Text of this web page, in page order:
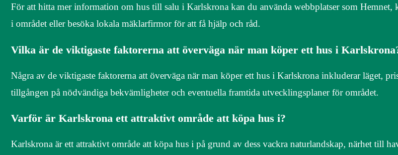
För att hitta mer information om hus till salu i Karlskrona kan du använda webbplatser som Hemnet,
i området eller besöka lokala mäklarfirmor för att få hjälp och råd.
Vilka är de viktigaste faktorerna att överväga när man köper ett hus i
Några av de viktigaste faktorerna att överväga när man köper ett hus i Karlskrona inkluderar läget,
tillgången på nödvändiga bekvämligheter och eventuella framtida utvecklingsplaner för området.
Varför är Karlskrona ett attraktivt område att köpa hus i?
Karlskrona är ett attraktivt område att köpa hus i på grund av dess vackra naturlandskap, närhet till